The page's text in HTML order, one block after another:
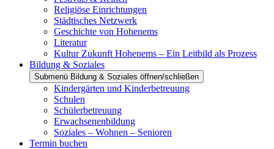
Religiöse Einrichtungen
Städtisches Netzwerk
Geschichte von Hohenems
Literatur
Kultur Zukunft Hohenems – Ein Leitbild als Prozess
Bildung & Soziales
Submenü Bildung & Soziales öffnen/schließen
Kindergärten und Kinderbetreuung
Schulen
Schülerbetreuung
Erwachsenenbildung
Soziales – Wohnen – Senioren
Termin buchen